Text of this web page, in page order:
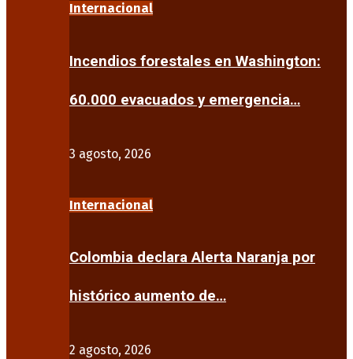
Internacional
Incendios forestales en Washington:
60.000 evacuados y emergencia…
3 agosto, 2026
Internacional
Colombia declara Alerta Naranja por
histórico aumento de…
2 agosto, 2026